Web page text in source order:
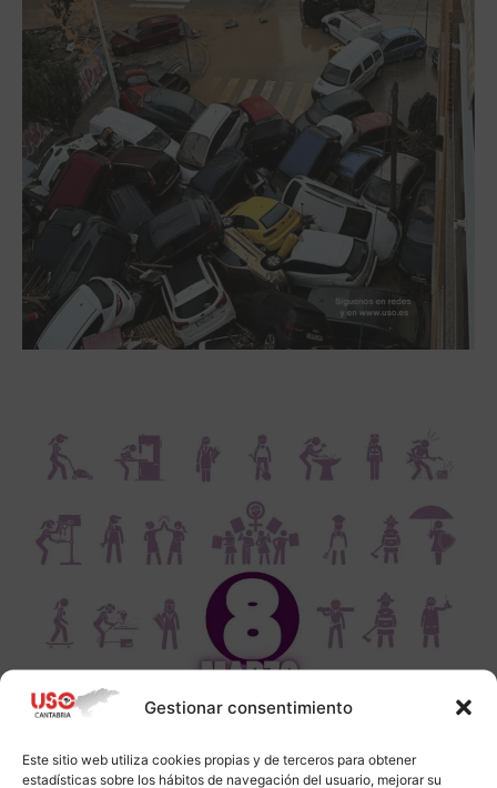
Gestionar consentimiento
Este sitio web utiliza cookies propias y de terceros para obtener
estadísticas sobre los hábitos de navegación del usuario, mejorar su